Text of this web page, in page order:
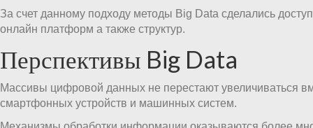
За счет данному подходу методы Big Data сделались
онлайн платформ а также структур.
Перспективы Big Data
Массивы цифровой данных не перестают увеличиваться
смартфонных устройств и машинных систем.